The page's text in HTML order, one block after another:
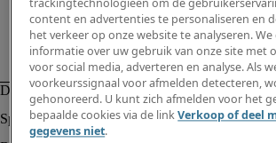
trackingtechnologieën om de
content en advertenties te personaliseren en
het verkeer op onze website te analyseren.
informatie over uw gebruik van onze site met
voor social media, adverteren en analyse. Als
voorkeurssignaal voor afmelden detecteren,
gehonoreerd. U kunt zich afmelden voor het
bepaalde cookies via de linkVerkoop of deel
gegevens niet.